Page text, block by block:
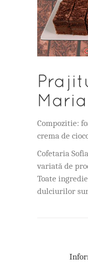
Maria
Compozitie:
crema de
Cofetaria
variată de
Toate
dulciurilor